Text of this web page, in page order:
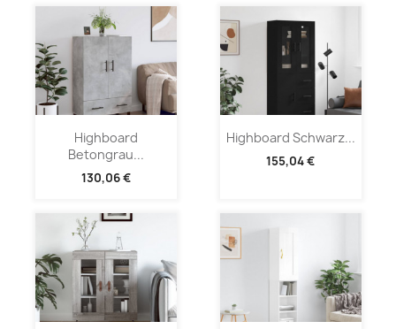
Highboard
Betongrau...
130,06 €
Highboard Schwarz...
155,04 €